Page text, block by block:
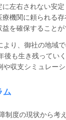
左右されない安定
機関に頼られる存
を確保することが
り、御社の地域
も生き残ってい
収支シミュレー
ム
制度の現状から考